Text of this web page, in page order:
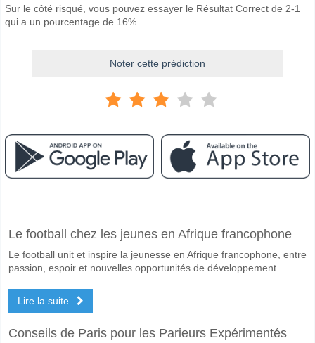
Sur le côté risqué, vous pouvez essayer le Résultat Correct de 2-1
qui a un pourcentage de 16%.
Noter cette prédiction
Le match entre Gagra v Dinamo Batumi 06 May 2026 18:00.
Quelle est l'équipe favorite pour gagner entre Gagra v
Les deux équipes marqueront-elles dans le match
Oui pour Les Deux Équipes Marquent, avec un pourcentage de 57%.
Le football chez les jeunes en Afrique francophone
Le football unit et inspire la jeunesse en Afrique francophone, entre
passion, espoir et nouvelles opportunités de développement.
Lire la suite
Conseils de Paris pour les Parieurs Expérimentés